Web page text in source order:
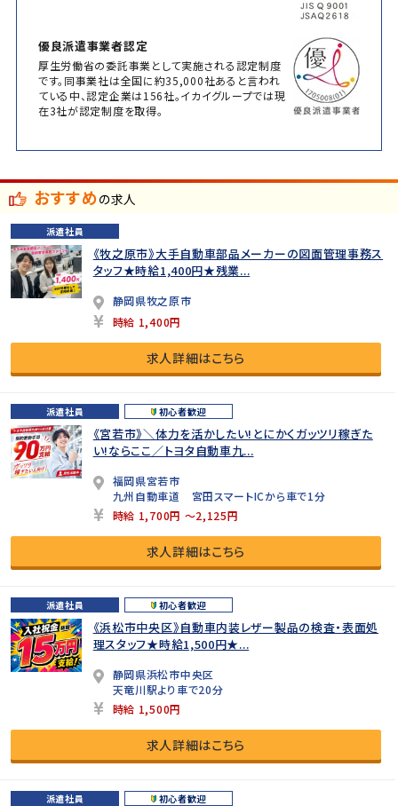
優良派遣事業者認定
厚生労働省の委託事業として実施される認定制度
です。同事業社は全国に約35,000社あると言われ
ている中、認定企業は156社。イカイグループでは現
在3社が認定制度を取得。
おすすめの求人
派遣社員
《牧之原市》大手自動車部品メーカーの図面管理事務ス
タッフ★時給1,400円★残業...
静岡県牧之原市
時給 1,400円
求人詳細はこちら
派遣社員 初心者歓迎
《宮若市》＼体力を活かしたい!とにかくガッツリ稼ぎた
い!ならここ／トヨタ自動車九...
福岡県宮若市
九州自動車道 宮田スマートICから車で1分
時給 1,700円 ～2,125円
求人詳細はこちら
派遣社員 初心者歓迎
《浜松市中央区》自動車内装レザー製品の検査・表面処
理スタッフ★時給1,500円★...
静岡県浜松市中央区
天竜川駅より車で20分
時給 1,500円
求人詳細はこちら
派遣社員 初心者歓迎